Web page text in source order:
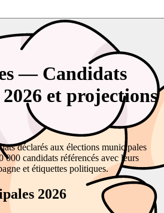
— Candidats
et projections
déclarés aux élections municipales
000 candidats référencés avec leurs
et étiquettes politiques.
2026